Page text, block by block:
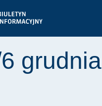
grudnia